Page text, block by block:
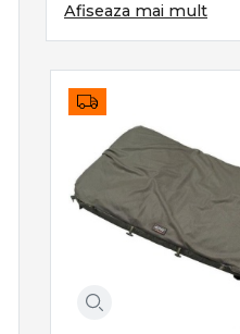
Acest stil de pescuit
sensibilitate
control total al
adaptare rapidă
Este un pescuit
Subcategorii
CategoriaFeeder &
Lansete feeder
Mulinete feeder
Afiseaza mai mult